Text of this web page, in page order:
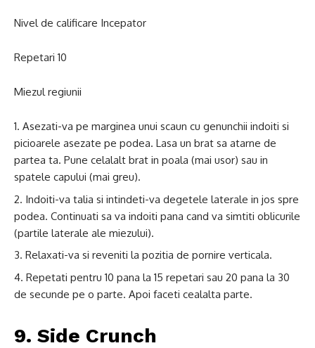
Nivel de calificare Incepator
Repetari 10
Miezul regiunii
Asezati-va pe marginea unui scaun cu genunchii indoiti si
picioarele asezate pe podea. Lasa un brat sa atarne de
partea ta. Pune celalalt brat in poala (mai usor) sau in
spatele capului (mai greu).
Indoiti-va talia si intindeti-va degetele laterale in jos spre
podea. Continuati sa va indoiti pana cand va simtiti oblicurile
(partile laterale ale miezului).
Relaxati-va si reveniti la pozitia de pornire verticala.
Repetati pentru 10 pana la 15 repetari sau 20 pana la 30
de secunde pe o parte. Apoi faceti cealalta parte.
9. Side Crunch